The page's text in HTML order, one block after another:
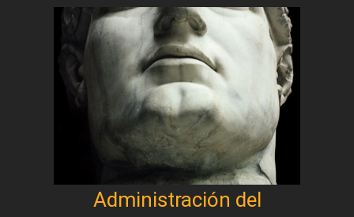
Administración del